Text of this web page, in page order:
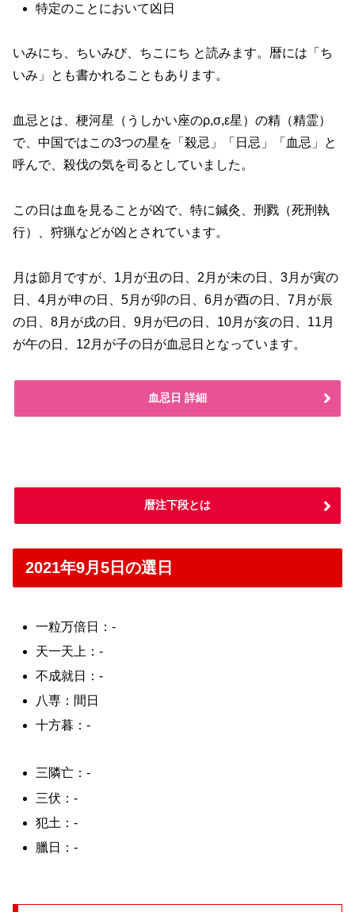
特定のことにおいて凶日
いみにち、ちいみび、ちこにち と読みます。暦には「ち
いみ」とも書かれることもあります。
血忌とは、梗河星（うしかい座のρ,σ,ε星）の精（精霊）
で、中国ではこの3つの星を「殺忌」「日忌」「血忌」と
呼んで、殺伐の気を司るとしていました。
この日は血を見ることが凶で、特に鍼灸、刑戮（死刑執
行）、狩猟などが凶とされています。
月は節月ですが、1月が丑の日、2月が未の日、3月が寅の
日、4月が申の日、5月が卯の日、6月が酉の日、7月が辰
の日、8月が戌の日、9月が巳の日、10月が亥の日、11月
が午の日、12月が子の日が血忌日となっています。
血忌日 詳細
暦注下段とは
2021年9月5日の選日
一粒万倍日：-
天一天上：-
不成就日：-
八専：間日
十方暮：-
三隣亡：-
三伏：-
犯土：-
臘日：-